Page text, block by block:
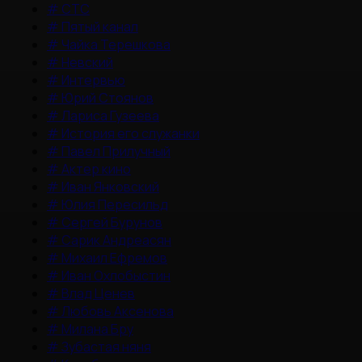
# СТС
# Пятый канал
# Чайка Терешкова
# Невский
# Интервью
# Юрий Стоянов
#Лариса Гузеева
# История его служанки
# Павел Прилучный
#Актер кино
# Иван Янковский
# Юлия Пересильд
# Сергей Бурунов
# Сарик Андреасян
# Михаил Ефремов
# Иван Охлобыстин
# Влад Ценев
#Любовь Аксенова
# Милана Бру
#Зубастая няня